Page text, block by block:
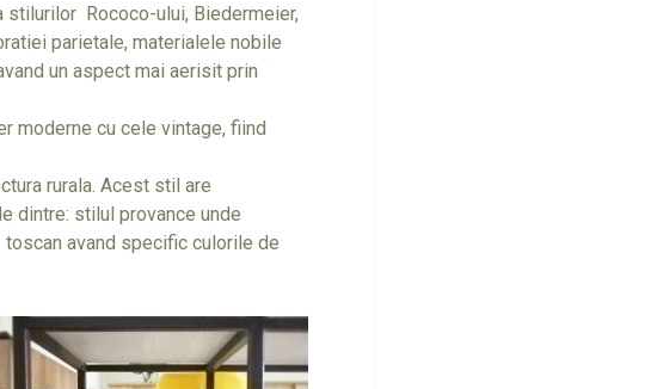
Rococo-ului, Biedermeier,
parietale, materialele nobile
un aspect mai aerisit prin
moderne cu cele vintage, fiind
rurala. Acest stil are
dintre: stilul provance unde
avand specific culorile de